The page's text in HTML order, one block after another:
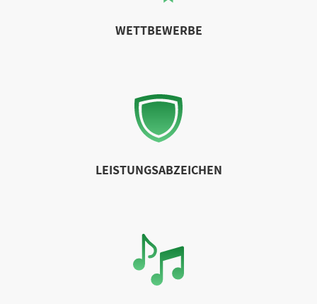
WETTBEWERBE
LEISTUNGSABZEICHEN